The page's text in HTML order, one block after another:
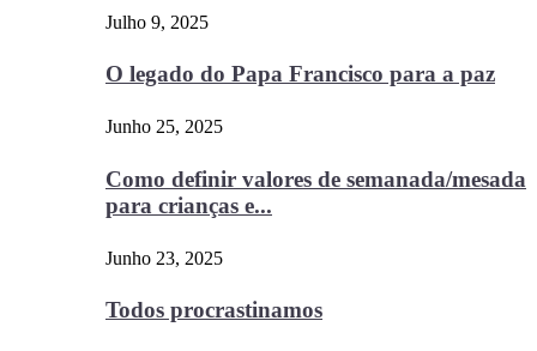
Julho 9, 2025
O legado do Papa Francisco para a paz
Junho 25, 2025
Como definir valores de semanada/mesada
para crianças e...
Junho 23, 2025
Todos procrastinamos